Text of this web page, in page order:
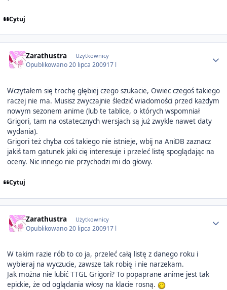
Cytuj
Zarathustra Użytkownicy
Opublikowano20 lipca 200917 l
Wczytałem się trochę głębiej czego szukacie, Owiec czegoś takiego
raczej nie ma. Musisz zwyczajnie śledzić wiadomości przed każdym
nowym sezonem anime (lub te tablice, o których wspomniał
Grigori, tam na ostatecznych wersjach są już zwykle nawet daty
wydania).
Grigori też chyba coś takiego nie istnieje, wbij na AniDB zaznacz
jakiś tam gatunek jaki cię interesuje i przeleć listę spoglądając na
oceny. Nic innego nie przychodzi mi do głowy.
Cytuj
Zarathustra Użytkownicy
Opublikowano20 lipca 200917 l
W takim razie rób to co ja, przeleć całą listę z danego roku i
wybieraj na wyczucie, zawsze tak robię i nie narzekam.
Jak można nie lubić TTGL Grigori? To popaprane anime jest tak
epickie, że od oglądania włosy na klacie rosną.